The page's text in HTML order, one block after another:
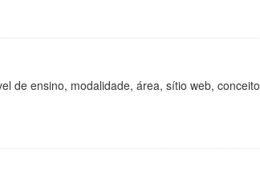
de ensino, modalidade, área, sítio web, conceito